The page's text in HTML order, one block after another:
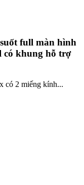
full màn hình
có khung hỗ trợ
có 2 miếng kính...